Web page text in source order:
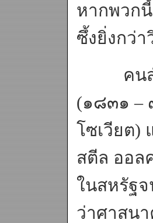
หากพวก
ซึ้งยิ่งกว่
คนสำคั
(๑๘๓๑ –
โซเวียต)
สตีล ออล
ในสหรัฐ
ว่าศาสน